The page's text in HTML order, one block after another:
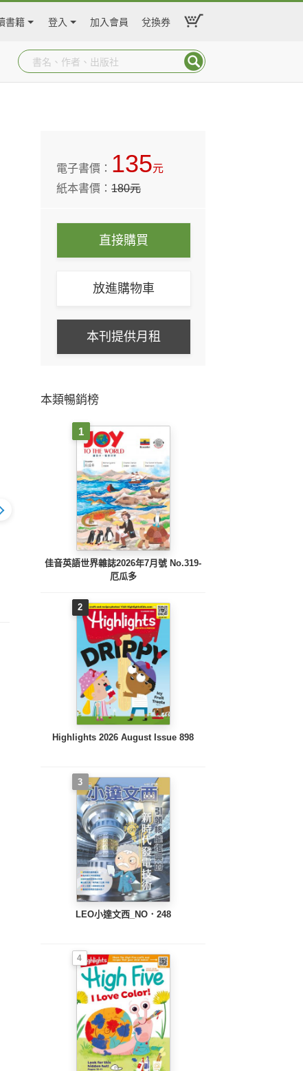
書籍 登入 加入會員 兌換券
Five
232
Highlights High Five
2026 March Issue
Highlights High Five
電子書價： 135元
紙本書價：180元
直接購買
放進購物車
本刊提供月租
本類暢銷榜
1
佳音英語世界雜誌2026年7月號 No.319-
厄瓜多
2
Highlights 2026 August Issue 898
3
LEO小達文西_NO．248
4